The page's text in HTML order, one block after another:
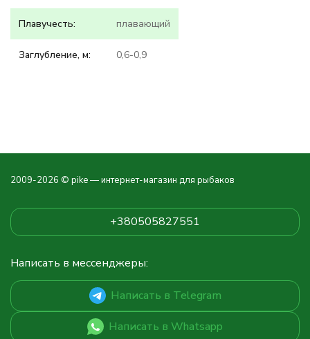
Плавучесть: плавающий
Заглубление, м: 0,6-0,9
2009-2026 © pike — интернет-магазин для рыбаков
+380505827551
Написать в мессенджеры:
Написать в Telegram
Написать в Whatsapp